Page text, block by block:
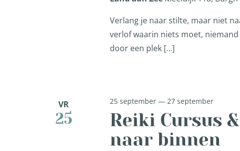
Verlang je naar stilte, maar niet
verlof waarin niets moet,
door een plek […]
VR
25
Reiki Cursus
naar binnen
25 september— 27 september